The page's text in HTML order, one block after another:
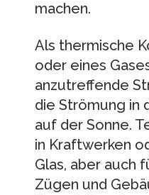
machen.
Als thermische
oder eines
anzutreffende
die Strömung in
auf der Sonne.
in Kraftwerken
Glas, aber auch
Zügen und